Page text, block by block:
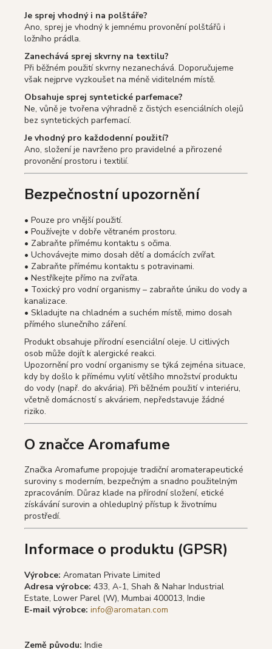
Je sprej vhodný i na polštáře?
Ano, sprej je vhodný k jemnému provonění polštářů i
ložního prádla.
Zanechává sprej skvrny na textilu?
Při běžném použití skvrny nezanechává. Doporučujeme
však nejprve vyzkoušet na méně viditelném místě.
Obsahuje sprej syntetické parfemace?
Ne, vůně je tvořena výhradně z čistých esenciálních olejů
bez syntetických parfemací.
Je vhodný pro každodenní použití?
Ano, složení je navrženo pro pravidelné a přirozené
provonění prostoru i textilií.
Bezpečnostní upozornění
• Pouze pro vnější použití.
• Používejte v dobře větraném prostoru.
• Zabraňte přímému kontaktu s očima.
• Uchovávejte mimo dosah dětí a domácích zvířat.
• Zabraňte přímému kontaktu s potravinami.
• Nestříkejte přímo na zvířata.
• Toxický pro vodní organismy – zabraňte úniku do vody a
kanalizace.
• Skladujte na chladném a suchém místě, mimo dosah
přímého slunečního záření.
Produkt obsahuje přírodní esenciální oleje. U citlivých
osob může dojít k alergické reakci.
Upozornění pro vodní organismy se týká zejména situace,
kdy by došlo k přímému vylití většího množství produktu
do vody (např. do akvária). Při běžném použití v interiéru,
včetně domácností s akváriem, nepředstavuje žádné
riziko.
O značce Aromafume
Značka Aromafume propojuje tradiční aromaterapeutické
suroviny s moderním, bezpečným a snadno použitelným
zpracováním. Důraz klade na přírodní složení, etické
získávání surovin a ohleduplný přístup k životnímu
prostředí.
Informace o produktu (GPSR)
Výrobce: Aromatan Private Limited
Adresa výrobce: 433, A-1, Shah & Nahar Industrial
Estate, Lower Parel (W), Mumbai 400013, Indie
E-mail výrobce: info@aromatan.com
Země původu: Indie